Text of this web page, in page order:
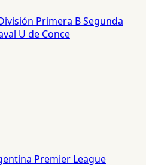
Primera BSegunda
U de Conce
Premier League